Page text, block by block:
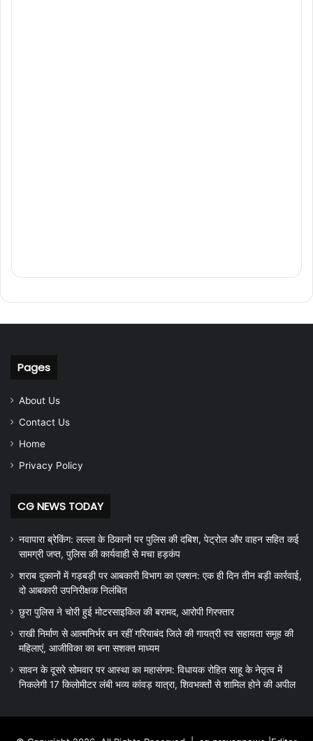
Pages
About Us
Contact Us
Home
Privacy Policy
CG NEWS TODAY
नवापारा ब्रेकिंग: लल्ला के ठिकानों पर पुलिस की दबिश, पेट्रोल और वाहन सहित कई
सामग्री जप्त, पुलिस की कार्यवाही से मचा हड़कंप
शराब दुकानों में गड़बड़ी पर आबकारी विभाग का एक्शन: एक ही दिन तीन बड़ी कार्रवाई,
दो आबकारी उपनिरीक्षक निलंबित
छुरा पुलिस ने चोरी हुई मोटरसाइकिल की बरामद, आरोपी गिरफ्तार
राखी निर्माण से आत्मनिर्भर बन रहीं गरियाबंद जिले की गायत्री स्व सहायता समूह की
महिलाएं, आजीविका का बना सशक्त माध्यम
सावन के दूसरे सोमवार पर आस्था का महासंगम: विधायक रोहित साहू के नेतृत्व में
निकलेगी 17 किलोमीटर लंबी भव्य कांवड़ यात्रा, शिवभक्तों से शामिल होने की अपील